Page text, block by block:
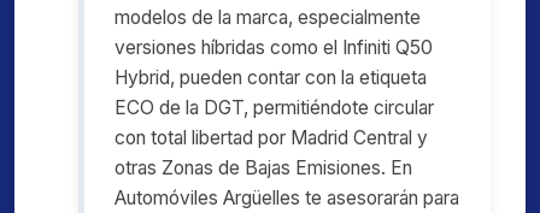
modelos de la marca, especialmente
versiones híbridas como el Infiniti Q50
Hybrid, pueden contar con la etiqueta
ECO de la DGT, permitiéndote circular
con total libertad por Madrid Central y
otras Zonas de Bajas Emisiones. En
Automóviles Argüelles te asesorarán para